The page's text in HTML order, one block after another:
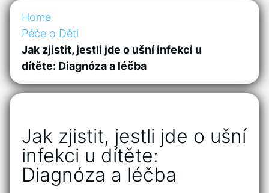
Home
Péče o Děti
Jak zjistit, jestli jde o ušní infekci u
dítěte: Diagnóza a léčba
Jak zjistit, jestli jde o ušní
infekci u dítěte:
Diagnóza a léčba